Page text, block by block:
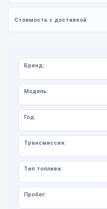
Бренд:
Модель:
Год:
Трансмиссия:
Тип топлива:
Пробег: